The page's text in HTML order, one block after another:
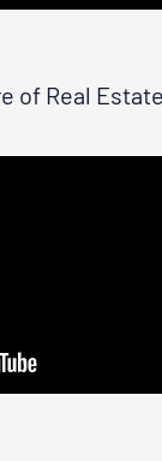
of Real Estate